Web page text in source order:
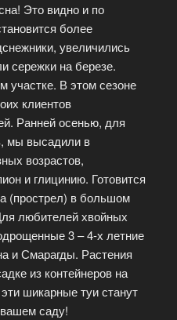
Это видно и по
более
увеличились
сережки на березе.
участке. В этом сезоне
клиентов
Ранней осенью, для
мы высадили в
возрастов,
и глицинию. Готовится
(прострел) в большом
любителей хвойных
3 – 4-х летние
и Смарагды. Растения
из контейнеров на
шикарные туи станут
саду!